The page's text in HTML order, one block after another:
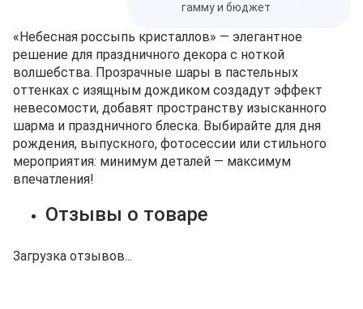
гамму и бюджет
«Небесная россыпь кристаллов» — элегантное
решение для праздничного декора с ноткой
волшебства. Прозрачные шары в пастельных
оттенках с изящным дождиком создадут эффект
невесомости, добавят пространству изысканного
шарма и праздничного блеска. Выбирайте для дня
рождения, выпускного, фотосессии или стильного
мероприятия: минимум деталей — максимум
впечатления!
Отзывы о товаре
Загрузка отзывов...